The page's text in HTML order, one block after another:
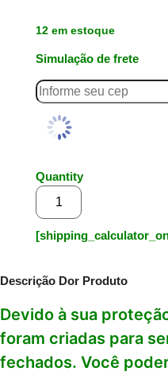
12 em estoque
Simulação de frete
Quantity
Descrição Dor Produto
Devido à sua
foram criadas para
fechados. Você